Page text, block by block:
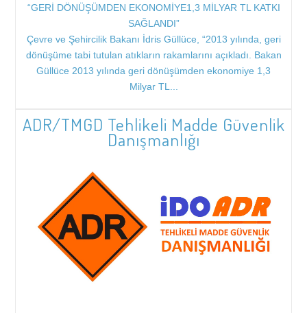
Tıbbi Atıkların Kontrolü Yönetmeliği
Sanayi Kaynaklı Hava Kirliliği Kontrol Yönetmeliği
Sera Gazı Emisyonlarının Takibi Hakkında Yönetmelik
Ozon Tabakasını İncelten Maddelere İlişkin Yönetmelik
“GERİ DÖNÜŞÜMDEN EKONOMİYE1,3 MİLYAR TL KATKI
SAĞLANDI”
Çevre ve Şehircilik Bakanı İdris Güllüce, “2013 yılında, geri
dönüşüme tabi tutulan atıkların rakamlarını açıkladı. Bakan
Güllüce 2013 yılında geri dönüşümden ekonomiye 1,3
Milyar TL...
ADR/TMGD Tehlikeli Madde Güvenlik
Danışmanlığı